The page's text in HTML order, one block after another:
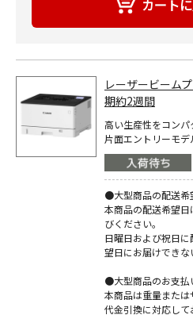
レーザービーム
期約2週間
高い生産性をコン
片面エントリーモデ
●大型商品の配送希
本商品の配送希望
びください。
日曜日および祝日
望日にお届けできな
●大型商品のお支払
本商品は重量または
代金引換に対応して